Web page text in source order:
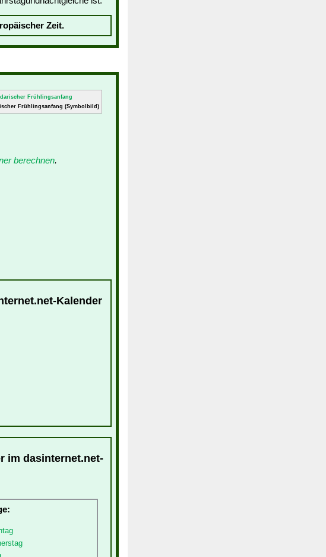
Zeit.
Frühlingsanfang (Symbolbild)
berechnen.
Kalender
im dasinternet.net-